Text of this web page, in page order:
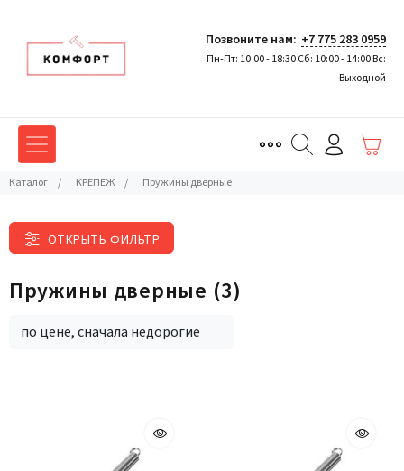
Позвоните нам: +7 775 283 0959
Пн-Пт: 10:00 - 18:30 Сб: 10:00 - 14:00 Вс:
Выходной
Каталог / КРЕПЕЖ / Пружины дверные
ОТКРЫТЬ ФИЛЬТР
Пружины дверные (3)
по цене, сначала недорогие